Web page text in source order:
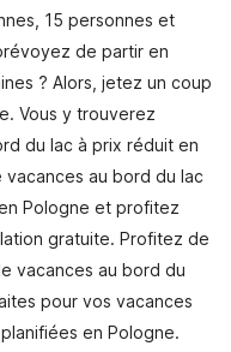
15 personnes et
de partir en
? Alors, jetez un coup
Vous y trouverez
du lac à prix réduit en
au bord du lac
Pologne et profitez
gratuite. Profitez de
vacances au bord du
pour vos vacances
en Pologne.